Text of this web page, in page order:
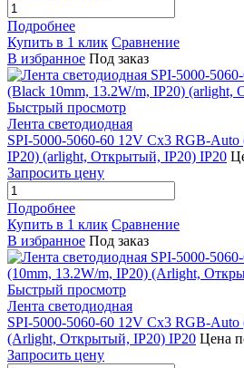
Подробнее
Купить в 1 клик Сравнение
В избранное Под заказ
Быстрый просмотр
Лента светодиодная
SPI-5000-5060-60 12V Cx3 RGB-Auto
IP20) (arlight, Открытый, IP20) IP20
Запросить цену
Подробнее
Купить в 1 клик Сравнение
В избранное Под заказ
Быстрый просмотр
Лента светодиодная
SPI-5000-5060-60 12V Cx3 RGB-Auto
(Arlight, Открытый, IP20) IP20 Цена
Запросить цену